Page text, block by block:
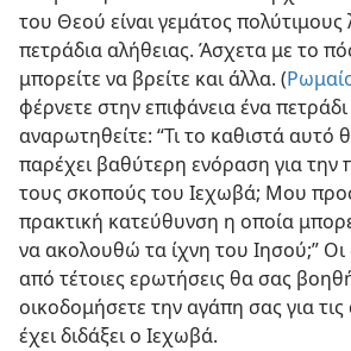
του Θεού είναι γεμάτος πολύτιμους
πετράδια αλήθειας. Άσχετα με το
μπορείτε να βρείτε και άλλα. (
φέρνετε στην επιφάνεια ένα
αναρωτηθείτε: “Τι το καθιστά
παρέχει βαθύτερη ενόραση για την
τους σκοπούς του Ιεχωβά; Μου
πρακτική κατεύθυνση η οποία
να ακολουθώ τα ίχνη του Ιησού;”
από τέτοιες ερωτήσεις θα σας
οικοδομήσετε την αγάπη σας για
έχει διδάξει ο Ιεχωβά.